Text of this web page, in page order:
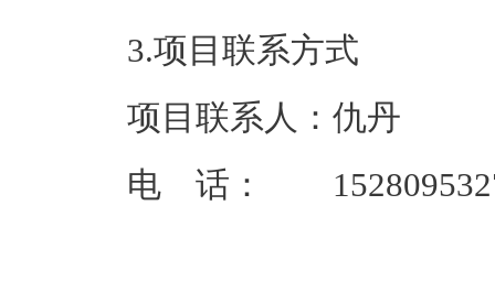
3.项目联系方式
项目联系人：仇丹
电 话：